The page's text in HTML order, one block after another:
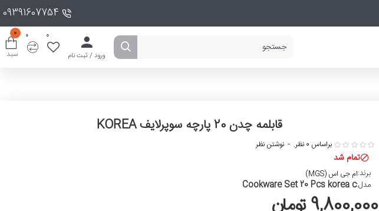
09391607754
ورود / ثبت نام
0
0
سبد
0
قابلمه چدن 20 پارچه سوپرلایف KOREA
تمام شد
برند:ام جی اس (MGS)
مدل:Cookware Set 20 Pcs korea c
براساس 0 نظر. - نوشتن نظر